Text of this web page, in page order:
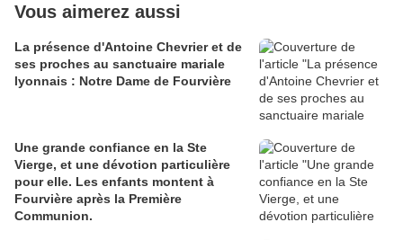
Vous aimerez aussi
La présence d'Antoine Chevrier et de
ses proches au sanctuaire mariale
lyonnais : Notre Dame de Fourvière
Une grande confiance en la Ste
Vierge, et une dévotion particulière
pour elle. Les enfants montent à
Fourvière après la Première
Communion.